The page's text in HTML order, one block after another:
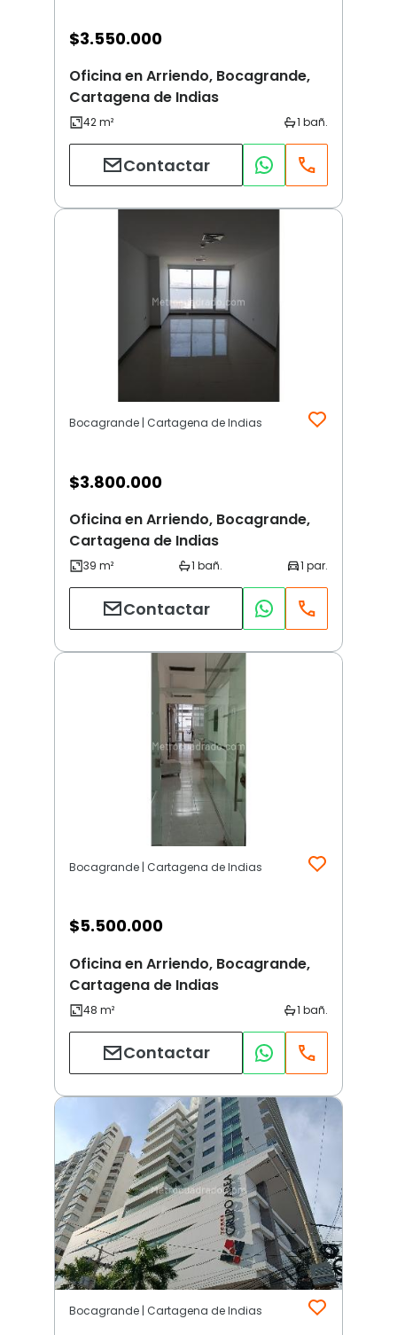
$3.550.000
Oficina en Arriendo, Bocagrande,
Cartagena de Indias
Contactar
Bocagrande | Cartagena de Indias
$3.800.000
Oficina en Arriendo, Bocagrande,
Cartagena de Indias
Contactar
Bocagrande | Cartagena de Indias
$5.500.000
Oficina en Arriendo, Bocagrande,
Cartagena de Indias
Contactar
Bocagrande | Cartagena de Indias